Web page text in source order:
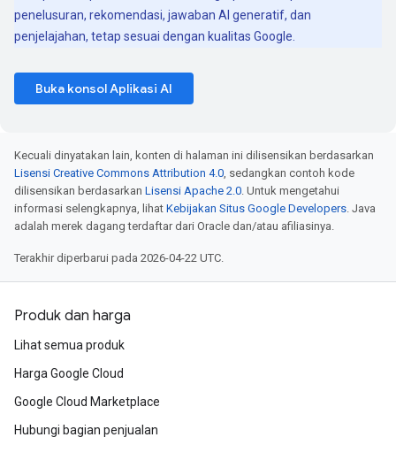
penelusuran, rekomendasi, jawaban AI generatif, dan
penjelajahan, tetap sesuai dengan kualitas Google.
Buka konsol Aplikasi AI
Kecuali dinyatakan lain, konten di halaman ini dilisensikan berdasarkan
Lisensi Creative Commons Attribution 4.0, sedangkan contoh kode
dilisensikan berdasarkan Lisensi Apache 2.0. Untuk mengetahui
informasi selengkapnya, lihat Kebijakan Situs Google Developers. Java
adalah merek dagang terdaftar dari Oracle dan/atau afiliasinya.
Terakhir diperbarui pada 2026-04-22 UTC.
Produk dan harga
Lihat semua produk
Harga Google Cloud
Google Cloud Marketplace
Hubungi bagian penjualan